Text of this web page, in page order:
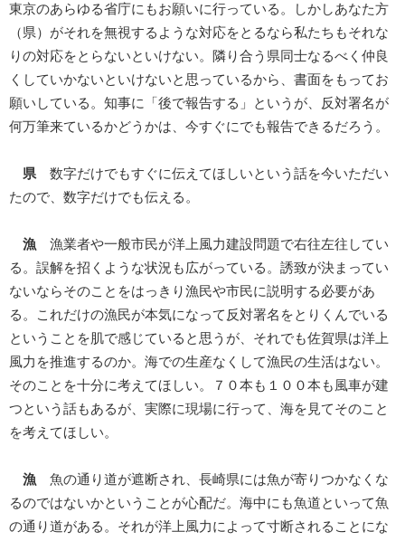
東京のあらゆる省庁にもお願いに行っている。しかしあなた方
（県）がそれを無視するような対応をとるなら私たちもそれな
りの対応をとらないといけない。隣り合う県同士なるべく仲良
くしていかないといけないと思っているから、書面をもってお
願いしている。知事に「後で報告する」というが、反対署名が
何万筆来ているかどうかは、今すぐにでも報告できるだろう。
県 数字だけでもすぐに伝えてほしいという話を今いただい
たので、数字だけでも伝える。
漁 漁業者や一般市民が洋上風力建設問題で右往左往してい
る。誤解を招くような状況も広がっている。誘致が決まってい
ないならそのことをはっきり漁民や市民に説明する必要があ
る。これだけの漁民が本気になって反対署名をとりくんでいる
ということを肌で感じていると思うが、それでも佐賀県は洋上
風力を推進するのか。海での生産なくして漁民の生活はない。
そのことを十分に考えてほしい。７０本も１００本も風車が建
つという話もあるが、実際に現場に行って、海を見てそのこと
を考えてほしい。
漁 魚の通り道が遮断され、長崎県には魚が寄りつかなくな
るのではないかということが心配だ。海中にも魚道といって魚
の通り道がある。それが洋上風力によって寸断されることにな